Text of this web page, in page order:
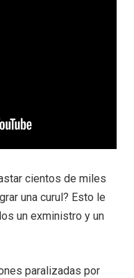
cientos de miles
una curul? Esto le
un exministro y un
paralizadas por